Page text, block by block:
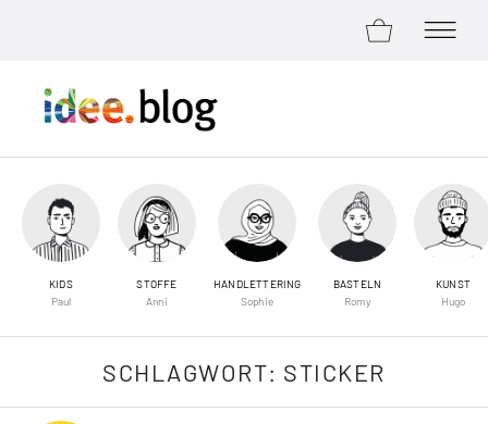
ZUM SHOPMENÜ
KIDS
Paul
STOFFE
Anni
HANDLETTERING
Sophie
BASTELN
Romy
KUNST
Hugo
SCHLAGWORT: STICKER